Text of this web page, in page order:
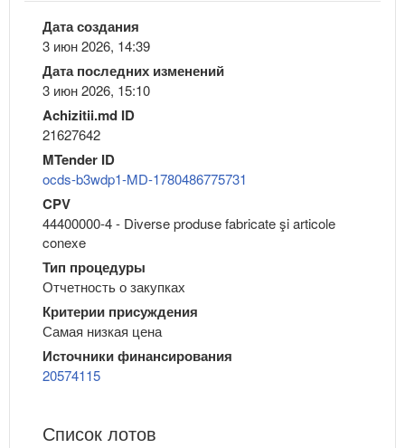
Дата создания
3 июн 2026, 14:39
Дата последних изменений
3 июн 2026, 15:10
Achizitii.md ID
21627642
MTender ID
ocds-b3wdp1-MD-1780486775731
CPV
44400000-4 - Diverse produse fabricate şi articole
conexe
Тип процедуры
Отчетность о закупках
Критерии присуждения
Самая низкая цена
Источники финансирования
20574115
Список лотов